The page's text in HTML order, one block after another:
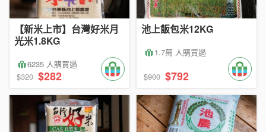
【新米上市】台灣好米月
光米1.8KG
6235 人購買過
$320 $282
池上飯包米12KG
1.7萬 人購買過
$900 $792